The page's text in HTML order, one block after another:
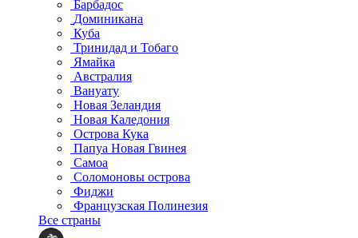
Барбадос
Доминикана
Куба
Тринидад и Тобаго
Ямайка
Австралия
Вануату
Новая Зеландия
Новая Каледония
Острова Кука
Папуа Новая Гвинея
Самоа
Соломоновы острова
Фиджи
Французская Полинезия
Все страны